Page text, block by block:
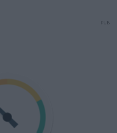
PUB